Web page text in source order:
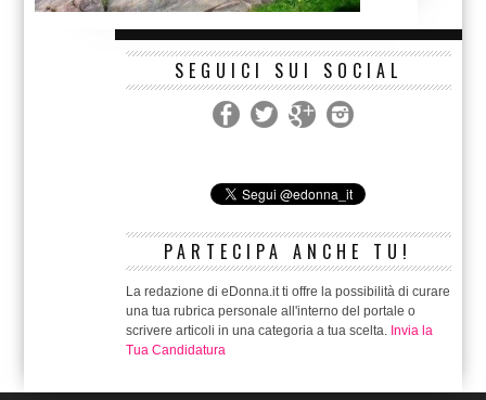
SEGUICI SUI SOCIAL
PARTECIPA ANCHE TU!
La redazione di eDonna.it ti offre la possibilità di curare
una tua rubrica personale all'interno del portale o
scrivere articoli in una categoria a tua scelta. Invia la
Tua Candidatura